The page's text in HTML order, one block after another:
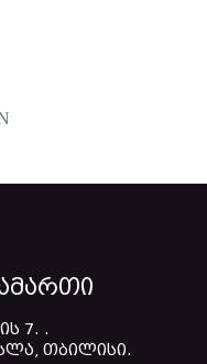
7. .
თბილისი.